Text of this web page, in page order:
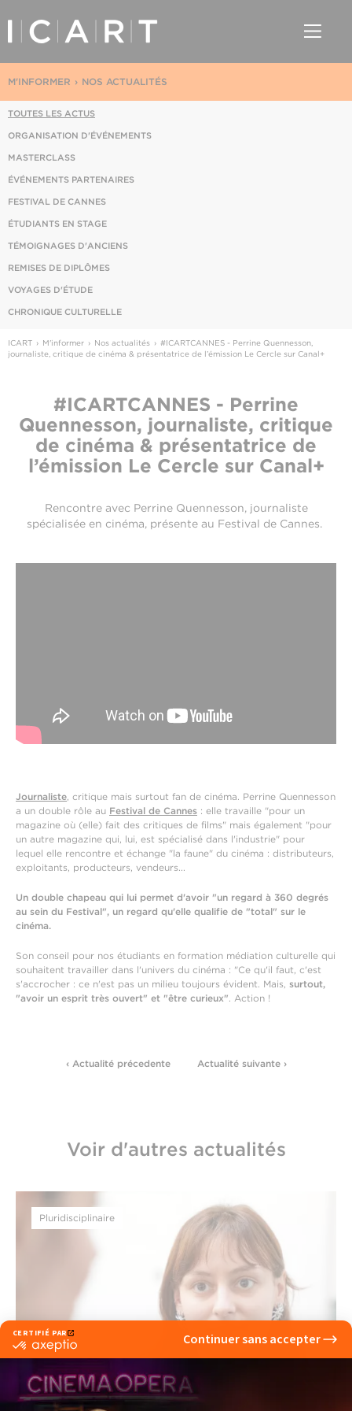
NOS ACTUALITÉS
M'INFORMER
TOUTES LES ACTUS
ORGANISATION D'ÉVÉNEMENTS
MASTERCLASS
ÉVÉNEMENTS PARTENAIRES
FESTIVAL DE CANNES
ÉTUDIANTS EN STAGE
TÉMOIGNAGES D'ANCIENS
REMISES DE DIPLÔMES
VOYAGES D'ÉTUDE
CHRONIQUE CULTURELLE
ICART M'informer Nos actualités
#ICARTCANNES - Perrine Quennesson,
journaliste, critique de cinéma & présentatrice de l’émission Le Cercle sur Canal+
#ICARTCANNES - Perrine
Quennesson, journaliste, critique
de cinéma & présentatrice de
l’émission Le Cercle sur Canal+
Rencontre avec Perrine Quennesson, journaliste
spécialisée en cinéma, présente au Festival de Cannes.
Journaliste, critique mais surtout fan de cinéma. Perrine Quennesson
a un double rôle au Festival de Cannes : elle travaille "pour un
magazine où (elle) fait des critiques de films" mais également "pour
un autre magazine qui, lui, est spécialisé dans l'industrie" pour
lequel elle rencontre et échange "la faune" du cinéma : distributeurs,
exploitants, producteurs, vendeurs...
Un double chapeau qui lui permet d'avoir "un regard à 360 degrés
au sein du Festival", un regard qu'elle qualifie de "total" sur le
cinéma.
Son conseil pour nos étudiants en formation médiation culturelle qui
souhaitent travailler dans l'univers du cinéma : "Ce qu'il faut, c'est
s'accrocher : ce n'est pas un milieu toujours évident. Mais, surtout,
"avoir un esprit très ouvert" et "être curieux". Action !
‹ Actualité précedente Actualité suivante ›
Voir d'autres actualités
Pluridisciplinaire